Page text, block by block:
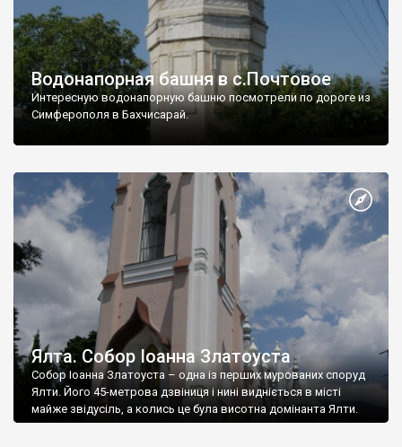
Водонапорная башня в с.Почтовое
Интересную водонапорную башню посмотрели по дороге из
Симферополя в Бахчисарай.
Ялта. Собор Іоанна Златоуста
Собор Іоанна Златоуста – одна із перших мурованих споруд
Ялти. Його 45-метрова дзвіниця і нині видніється в місті
майже звідусіль, а колись це була висотна домінанта Ялти.